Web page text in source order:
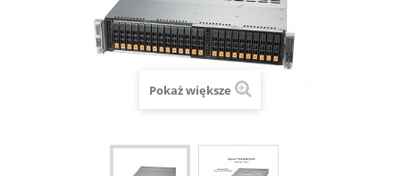
Pokaż większe